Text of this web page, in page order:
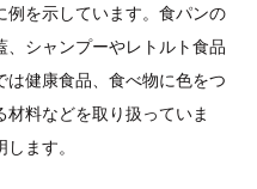
例を示しています。食パンの
シャンプーやレトルト食品
健康食品、食べ物に色をつ
料などを取り扱っていま
ます。